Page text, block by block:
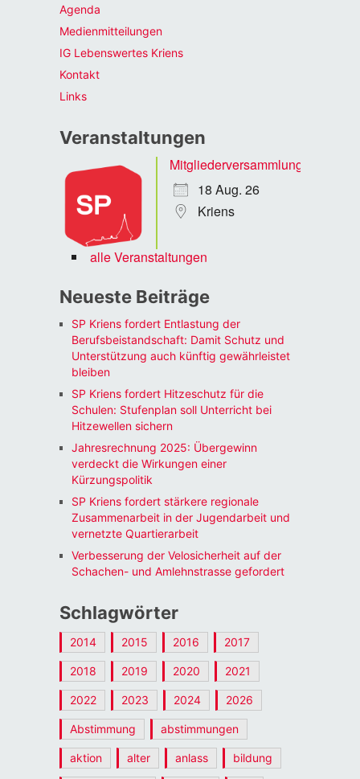
Agenda
Medienmitteilungen
IG Lebenswertes Kriens
Kontakt
Links
Veranstaltungen
Mitgliederversammlung
18 Aug. 26
Kriens
alle Veranstaltungen
Neueste Beiträge
SP Kriens fordert Entlastung der
Berufsbeistandschaft: Damit Schutz und
Unterstützung auch künftig gewährleistet
bleiben
SP Kriens fordert Hitzeschutz für die
Schulen: Stufenplan soll Unterricht bei
Hitzewellen sichern
Jahresrechnung 2025: Übergewinn
verdeckt die Wirkungen einer
Kürzungspolitik
SP Kriens fordert stärkere regionale
Zusammenarbeit in der Jugendarbeit und
vernetzte Quartierarbeit
Verbesserung der Velosicherheit auf der
Schachen- und Amlehnstrasse gefordert
Schlagwörter
2014 2015 2016 2017
2018 2019 2020 2021
2022 2023 2024 2026
Abstimmung abstimmungen
aktion alter anlass bildung